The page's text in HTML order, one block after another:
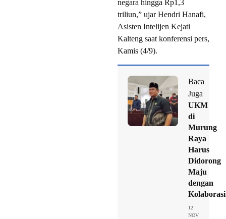
negara hingga Rp1,3
triliun,” ujar Hendri Hanafi,
Asisten Intelijen Kejati
Kalteng saat konferensi pers,
Kamis (4/9).
Baca
Juga
UKM
di
Murung
Raya
Harus
Didorong
Maju
dengan
Kolaborasi
12
NOV